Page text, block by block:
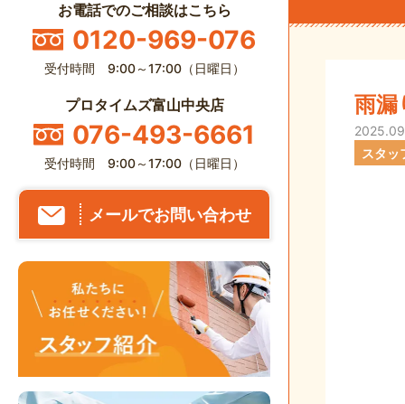
お電話でのご相談はこちら
0120-969-076
受付時間 9:00～17:00（日曜日）
プロタイムズ富山中央店
076-493-6661
受付時間 9:00～17:00（日曜日）
メールでお問い合わせ
雨漏
スタッ